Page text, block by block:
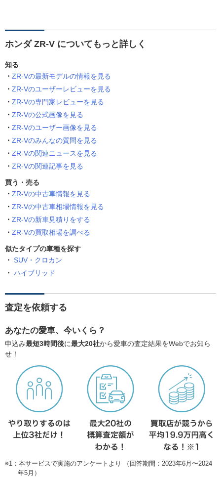
ホンダ ZR-V についてもっと詳しく
知る
ZR-Vの最新モデルの情報を見る
ZR-Vのユーザーレビューを見る
ZR-Vの専門家レビューを見る
ZR-Vの公式画像を見る
ZR-Vのユーザー画像を見る
ZR-Vのみんなの質問を見る
ZR-Vの関連ニュースを見る
ZR-Vの関連記事を見る
買う・売る
ZR-Vの中古車情報を見る
ZR-Vの中古車相場情報を見る
ZR-Vの新車見積りをする
ZR-Vの買取相場を調べる
似たタイプの車種を探す
SUV・クロカン
ハイブリッド
査定を依頼する
あなたの愛車、今いくら？
申込み最短3時間後に最大20社から愛車の査定結果をWebでお知ら
せ！
※1：本サービスで実施のアンケートより （回答期間：2023年6月〜2024
年5月）